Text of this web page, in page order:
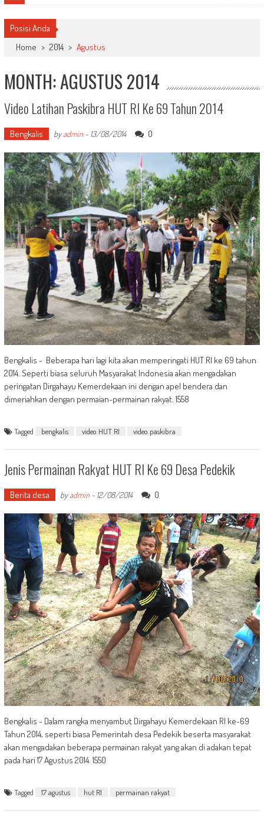
Posisi Anda
Home > 2014 > Agustus
MONTH: AGUSTUS 2014
Video Latihan Paskibra HUT RI Ke 69 Tahun 2014
Bengkalis byadmin- 13/08/2014 0
Bengkalis - Beberapa hari lagi kita akan memperingati HUT RI ke 69 tahun
2014. Seperti biasa seluruh Masyarakat Indonesia akan mengadakan
peringatan Dirgahayu Kemerdekaan ini dengan apel bendera dan
dimeriahkan dengan permaian-permainan rakyat. 1558
Tagged bengkalis video HUT RI video paskibra
Jenis Permainan Rakyat HUT RI Ke 69 Desa Pedekik
Berita desa byadmin- 12/08/2014 0
Bengkalis - Dalam rangka menyambut Dirgahayu Kemerdekaan RI ke-69
Tahun 2014, seperti biasa Pemerintah desa Pedekik beserta masyarakat
akan mengadakan beberapa permainan rakyat yang akan di adakan tepat
pada hari 17 Agustus 2014. 1550
Tagged 17 agustus hut RI permainan rakyat